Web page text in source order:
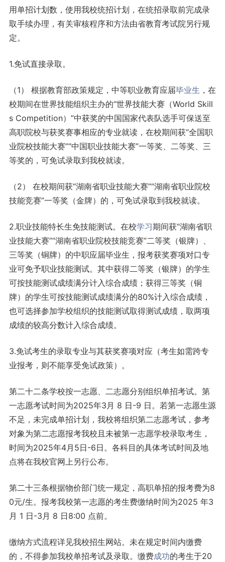
用单招计划数，使用我校统招计划，在统招录取前完成录
取手续办理，有关审核程序和方法由省教育考试院另行规
定。
1.免试直接录取。
（1） 根据教育部政策规定，中等职业教育应届毕业生 ，在
校期间在世界技能组织主办的“世界技能大赛（World Skill
s Competition）”中获奖的中国国家代表队选手可保送至
高职院校与获奖赛事相应的专业就读，在校期间获“全国职
业院校技能大赛”“中国职业技能大赛”一等奖、二等奖、三
等奖的，可免试录取到我校就读。
（2） 在校期间获“湖南省职业技能大赛”“湖南省职业院校
技能竞赛”一等奖（金牌）的，可免试录取到我校就读。
2.职业技能特长生免技能测试。在校学习期间获“湖南省职
业技能大赛”“湖南省职业院校技能竞赛”二等奖（银牌）、
三等奖（铜牌）的中职应届毕业生，报考获奖赛项对口专
业可免予职业技能测试。其中获得二等奖（银牌）的学生
可按技能测试成绩满分计入综合成绩；获得三等奖（铜
牌）的学生可按技能测试成绩满分的80%计入综合成绩，
也可选择参加学校组织的技能测试取得测试成绩，取两项
成绩的较高分数计入综合成绩。
3.免试考生的录取专业与其获奖赛项对应（考生如需跨专
业报考，则不能享受免试政策）。
第二十二条学校按一志愿、二志愿分别组织单招考试。第
一志愿考试时间为2025年3月 8 日-9 日。若第一志愿生源
不足，未完成单招计划，我校将组织第二志愿考试，参考
对象为第二志愿报考我校且未被第一志愿学校录取考生，
时间为2025年4月5日-6日。各科目的具体考试时间及地
点将在我校官网上另行公布。
第二十三条根据物价部门统一规定，高职单招的报考费为8
0元/生。报考我校第一志愿的考生费缴纳时间为2025 年3
月 1 日-3月 8 日8:00 点前。
缴纳方式流程详见我校招生网站。未在规定时间内缴费
的，不得参加我校单招考试及录取。缴费成功的考生于20